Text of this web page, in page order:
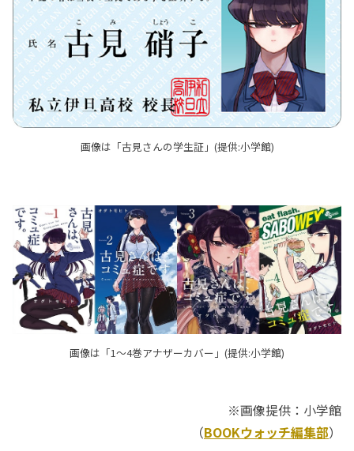
画像は「古見さんの学生証」(提供:小学館)
画像は「1～4巻アナザーカバー」(提供:小学館)
※画像提供：小学館
（BOOKウォッチ編集部）